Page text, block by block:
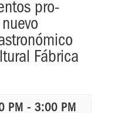
pro-
Fábrica
PM - 3:00 PM